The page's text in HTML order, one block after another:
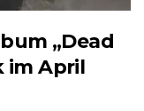
„Dead
im April